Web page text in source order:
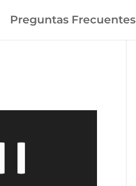
Preguntas Frecuentes